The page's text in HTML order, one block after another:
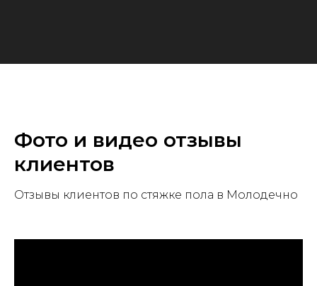
Фото и видео отзывы
клиентов
Отзывы клиентов по стяжке пола в Молодечно